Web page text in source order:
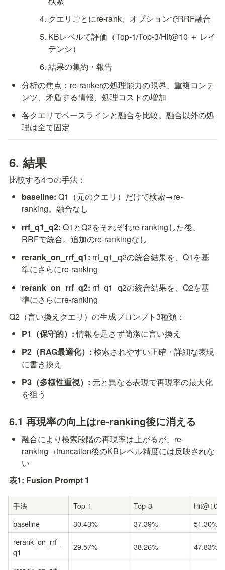
クエリごとにre-rank、オプションでRRF融合
KBレベルで評価（Top-1/Top-3/Hit@10 ＋ レイ
テンシ）
結果の集約・報告
分析の焦点：re-rankerの処理能力の限界、重複コンテ
ンツ、矛盾する情報、処理コストの増加
各クエリでベースラインと融合を比較。融合以外の処
理は全て固定
6. 結果
比較する4つの手法：
baseline: Q1（元のクエリ）だけで検索→re-
ranking。融合なし
rrf_q1_q2: Q1とQ2をそれぞれre-rankingした後、
RRFで統合。追加のre-rankingなし
rerank_on_rrf_q1: rrf_q1_q2の統合結果を、Q1を基
準にさらにre-ranking
rerank_on_rrf_q2: rrf_q1_q2の統合結果を、Q2を基
準にさらにre-ranking
Q2（言い換えクエリ）の生成プロンプト3種類：
P1（保守的）: 情報を足さず簡潔に言い換え
P2（RAG最適化）: 検索されやすい正確・詳細な表現
に書き換え
P3（多様性重視）: 元と異なる表現で再現率の最大化
を狙う
6.1 再現率の向上はre-ranking後に消える
融合により検索段階の再現率は上がるが、re-
ranking→truncation後のKBレベル精度には反映されな
い
表1: Fusion Prompt 1
手法 Top-1 Top-3
Hit@10
baseline
30.43% 37.39%
51.30%
rerank_on_rrf_
q1
29.57% 38.26% 47.83%